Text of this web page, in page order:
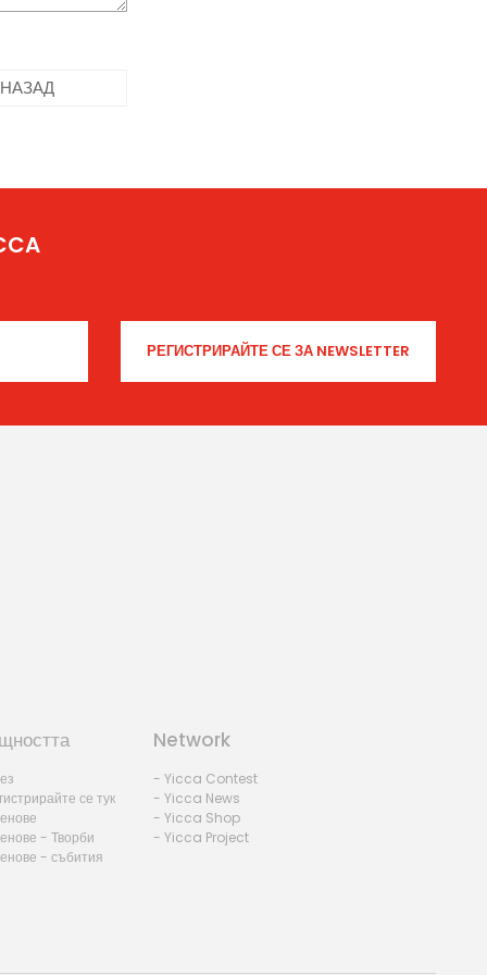
НАЗАД
се тук
- Творби
- събития
Network
- Yicca Contest
- Yicca News
- Yicca Shop
- Yicca Project